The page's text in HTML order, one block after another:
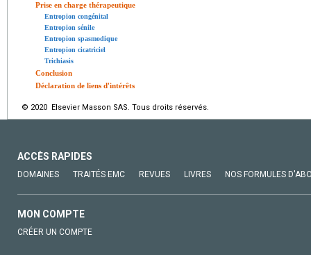
Prise en charge thérapeutique
Entropion congénital
Entropion sénile
Entropion spasmodique
Entropion cicatriciel
Trichiasis
Conclusion
Déclaration de liens d'intérêts
© 2020 Elsevier Masson SAS. Tous droits réservés.
ACCÈS RAPIDES
DOMAINES TRAITÉS EMC REVUES LIVRES NOS FORMULES
MON COMPTE
CRÉER UN COMPTE